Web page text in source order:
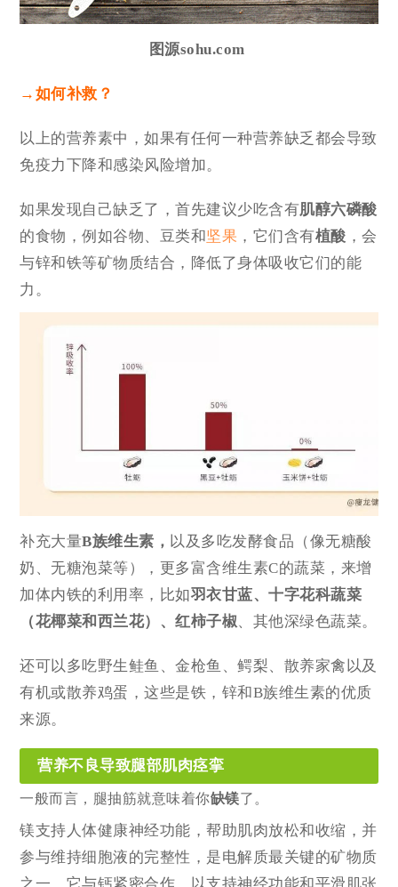
图源sohu.com
→如何补救？
以上的营养素中，如果有任何一种营养缺乏都会导致
免疫力下降和感染风险增加。
如果发现自己缺乏了，首先建议少吃含有肌醇六磷酸
的食物，例如谷物、豆类和坚果 ，它们含有植酸 ，会
与锌和铁等矿物质结合，降低了身体吸收它们的能
力。
补充大量B族维生素， 以及多吃发酵食品（像无糖酸
奶、无糖泡菜等），更多富含维生素C的蔬菜，来增
加体内铁的利用率，比如羽衣甘蓝、十字花科蔬菜
（花椰菜和西兰花）、红柿子椒、其他深绿色蔬菜。
还可以多吃野生鲑鱼、金枪鱼、鳄梨、散养家禽以及
有机或散养鸡蛋，这些是铁，锌和B族维生素的优质
来源。
营养不良导致腿部肌肉痉挛
一般而言，腿抽筋就意味着你缺镁了。
镁支持人体健康神经功能，帮助肌肉放松和收缩，并
参与维持细胞液的完整性，是电解质最关键的矿物质